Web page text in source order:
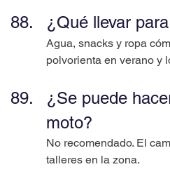
¿Qué llevar
Agua, snacks y ropa
polvorienta en verano y
¿Se puede
moto?
No recomendado. El
talleres en la zona.